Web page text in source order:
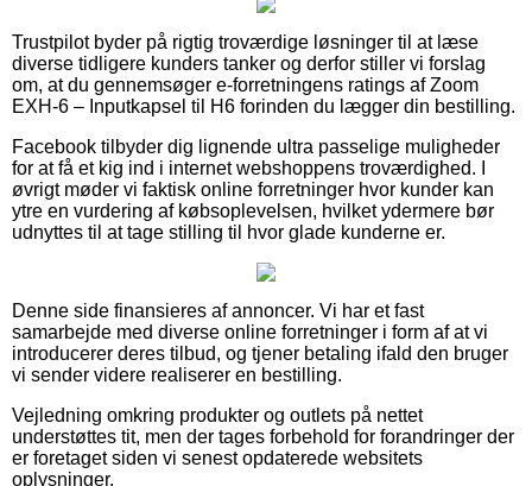
Trustpilot byder på rigtig troværdige løsninger til at læse
diverse tidligere kunders tanker og derfor stiller vi forslag
om, at du gennemsøger e-forretningens ratings af Zoom
EXH-6 – Inputkapsel til H6 forinden du lægger din bestilling.
Facebook tilbyder dig lignende ultra passelige muligheder
for at få et kig ind i internet webshoppens troværdighed. I
øvrigt møder vi faktisk online forretninger hvor kunder kan
ytre en vurdering af købsoplevelsen, hvilket ydermere bør
udnyttes til at tage stilling til hvor glade kunderne er.
Denne side finansieres af annoncer. Vi har et fast
samarbejde med diverse online forretninger i form af at vi
introducerer deres tilbud, og tjener betaling ifald den bruger
vi sender videre realiserer en bestilling.
Vejledning omkring produkter og outlets på nettet
understøttes tit, men der tages forbehold for forandringer der
er foretaget siden vi senest opdaterede websitets
oplysninger.